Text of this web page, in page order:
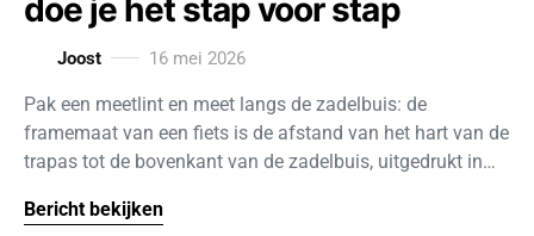
doe je het stap voor stap
Joost 16 mei 2026
Pak een meetlint en meet langs de zadelbuis: de
framemaat van een fiets is de afstand van het hart van de
trapas tot de bovenkant van de zadelbuis, uitgedrukt in…
Bericht bekijken